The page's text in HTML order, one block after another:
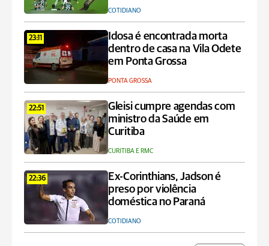
COTIDIANO
23:11
Idosa é encontrada morta
dentro de casa na Vila Odete
em Ponta Grossa
PONTA GROSSA
22:51
Gleisi cumpre agendas com
ministro da Saúde em
Curitiba
CURITIBA E RMC
22:36
Ex-Corinthians, Jadson é
preso por violência
doméstica no Paraná
COTIDIANO